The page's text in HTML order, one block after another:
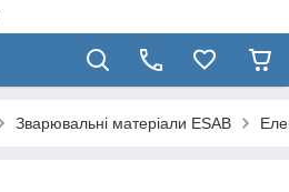
Зварювальні матеріали ESAB